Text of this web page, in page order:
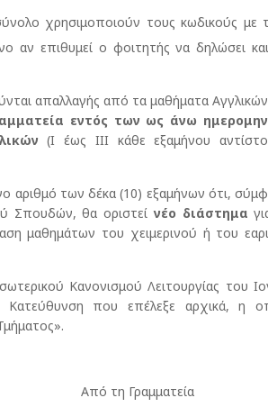
χρησιμοποιούν τους κωδικούς με
αν επιθυμεί ο φοιτητής να δηλώσει
απαλλαγής από τα μαθήματα
εντός των ως άνω
(Ι έως ΙΙΙ κάθε εξαμήνου
αριθμό των δέκα (10) εξαμήνων ότι,
Σπουδών, θα οριστείνέο διάστημα
μαθημάτων του χειμερινού ή του
Κανονισμού Λειτουργίας του
Κατεύθυνση που επέλεξε αρχικά, η